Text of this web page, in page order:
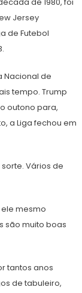
Jersey
de Futebol
Nacional de
tempo. Trump
outono para,
a Liga fechou em
Vários de
ele mesmo
são muito boas
tantos anos
de tabuleiro,